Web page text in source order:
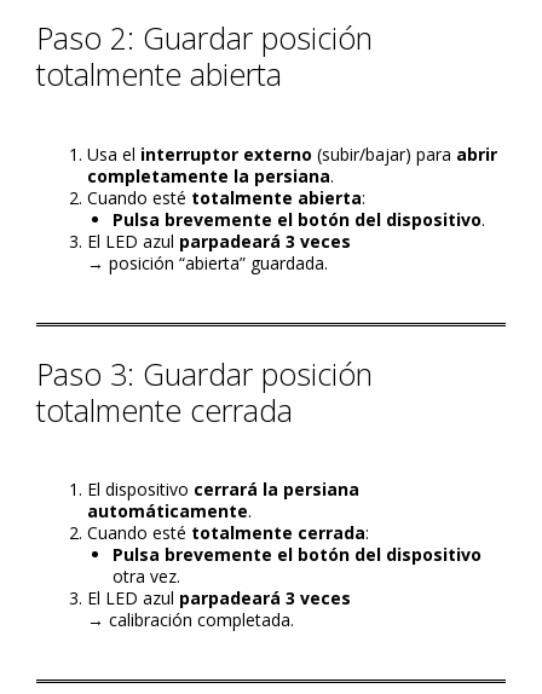
Paso 2: Guardar posición
totalmente abierta
Usa el interruptor externo (subir/bajar) para abrir
completamente la persiana.
Cuando esté totalmente abierta:
Pulsa brevemente el botón del dispositivo.
El LED azul parpadeará 3 veces
→ posición “abierta” guardada.
Paso 3: Guardar posición
totalmente cerrada
El dispositivo cerrará la persiana
automáticamente.
Cuando esté totalmente cerrada:
Pulsa brevemente el botón del dispositivo
otra vez.
El LED azul parpadeará 3 veces
→ calibración completada.